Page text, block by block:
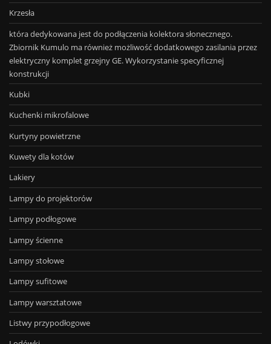
Krzesła
która dedykowana jest do podłączenia kolektora słonecznego.
Zbiornik Kumulo ma również możliwość dodatkowego zasilania przez
elektryczny komplet grzejny GE. Wykorzystanie specyficznej
konstrukcji
Kubki
Kuchenki mikrofalowe
Kurtyny powietrzne
Kuwety dla kotów
Lakiery
Lampy do projektorów
Lampy podłogowe
Lampy ścienne
Lampy stołowe
Lampy sufitowe
Lampy warsztatowe
Listwy przypodłogowe